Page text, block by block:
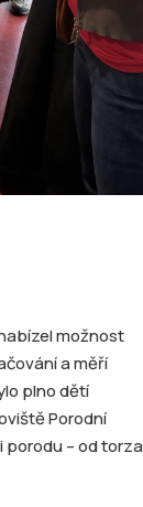
možnost
a měří
plno dětí
Porodní
– od torza